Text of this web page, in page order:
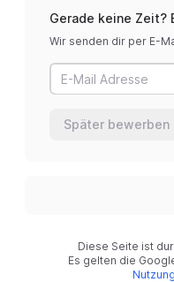
Gerade keine Zeit?
Wir senden dir per E-
Später bewerben
Diese Seite ist
Es gelten die